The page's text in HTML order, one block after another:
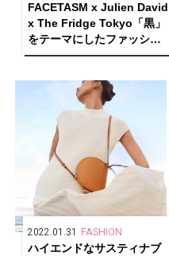
FACETASM x Julien David
x The Fridge Tokyo「黒」
をテーマにしたファッショ
ン×アートイベントが開催中
2022.01.31 FASHION
ハイエンドなサスティナブ